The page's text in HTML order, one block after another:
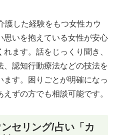
護した経験をもつ女性カウ
思いを抱えている女性が安心
ます。話をじっくり聞き、
、認知行動療法などの技法を
す。困りごとが明確になっ
ずの方でも相談可能です。
セリング/占い「カ